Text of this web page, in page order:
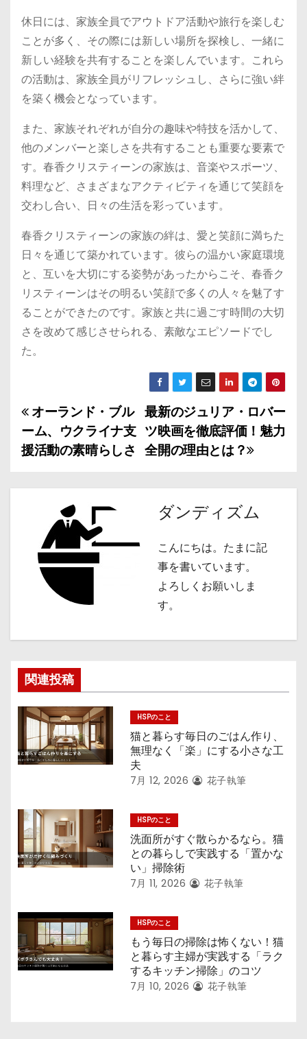
休日には、家族全員でアウトドア活動や旅行を楽しむ
ことが多く、その際には新しい場所を探検し、一緒に
新しい経験を共有することを楽しんでいます。これら
の活動は、家族全員がリフレッシュし、さらに強い絆
を築く機会となっています。
また、家族それぞれが自分の趣味や特技を活かして、
他のメンバーと楽しさを共有することも重要な要素で
す。春香クリスティーンの家族は、音楽やスポーツ、
料理など、さまざまなアクティビティを通じて笑顔を
交わし合い、日々の生活を彩っています。
春香クリスティーンの家族の絆は、愛と笑顔に満ちた
日々を通じて築かれています。彼らの温かい家庭環境
と、互いを大切にする姿勢があったからこそ、春香ク
リスティーンはその明るい笑顔で多くの人々を魅了す
ることができたのです。家族と共に過ごす時間の大切
さを改めて感じさせられる、素敵なエピソードでし
た。
投
稿
ー
ン
最新のジュリア・ロバー
ツ映画を徹底評価！魅力
全開の理由とは？
オーランド・ブル
ーム、ウクライナ支
援活動の素晴らしさ
ダンディズム
こんにちは。たまに記
事を書いています。
よろしくお願いしま
す。
関連投稿
HSPのこと
猫と暮らす毎日のごはん作り、
無理なく「楽」にする小さな工
夫
7月 12, 2026 花子執筆
HSPのこと
洗面所がすぐ散らかるなら。猫
との暮らしで実践する「置かな
い」掃除術
7月 11, 2026 花子執筆
HSPのこと
もう毎日の掃除は怖くない！猫
と暮らす主婦が実践する「ラク
するキッチン掃除」のコツ
7月 10, 2026 花子執筆